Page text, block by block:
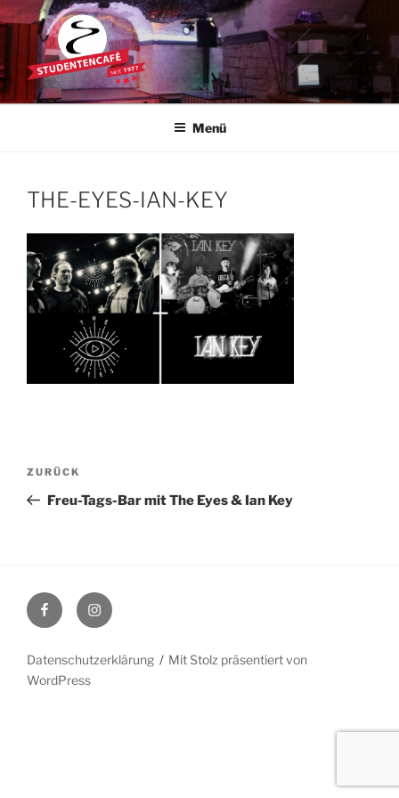
Zum
Inhalt
springen
STUDENTENCAFÉ
Die Kultkneipe in Ulm seit 1977
Menü
THE-EYES-IAN-KEY
Beitragsnavigation
Vorheriger
Beitrag
ZURÜCK
Freu-Tags-Bar mit The Eyes & Ian Key
FacebookInstagram
Datenschutzerklärung
Mit Stolz präsentiert von
WordPress